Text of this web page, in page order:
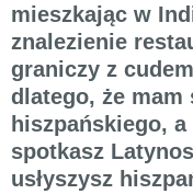
mieszkając w
znalezienie
graniczy z
dlatego, że mam
hiszpańskiego,
spotkasz
usłyszysz